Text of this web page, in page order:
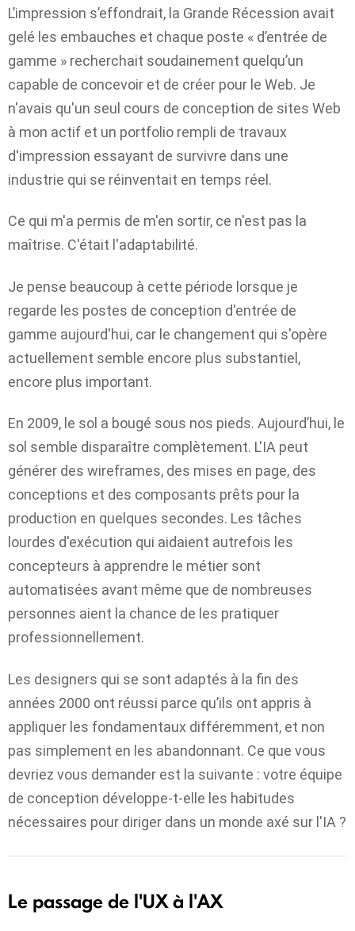
L’impression s’effondrait, la Grande Récession avait
gelé les embauches et chaque poste « d’entrée de
gamme » recherchait soudainement quelqu’un
capable de concevoir et de créer pour le Web. Je
n'avais qu'un seul cours de conception de sites Web
à mon actif et un portfolio rempli de travaux
d'impression essayant de survivre dans une
industrie qui se réinventait en temps réel.
Ce qui m'a permis de m'en sortir, ce n'est pas la
maîtrise. C'était l'adaptabilité.
Je pense beaucoup à cette période lorsque je
regarde les postes de conception d'entrée de
gamme aujourd'hui, car le changement qui s'opère
actuellement semble encore plus substantiel,
encore plus important.
En 2009, le sol a bougé sous nos pieds. Aujourd’hui, le
sol semble disparaître complètement. L'IA peut
générer des wireframes, des mises en page, des
conceptions et des composants prêts pour la
production en quelques secondes. Les tâches
lourdes d'exécution qui aidaient autrefois les
concepteurs à apprendre le métier sont
automatisées avant même que de nombreuses
personnes aient la chance de les pratiquer
professionnellement.
Les designers qui se sont adaptés à la fin des
années 2000 ont réussi parce qu’ils ont appris à
appliquer les fondamentaux différemment, et non
pas simplement en les abandonnant. Ce que vous
devriez vous demander est la suivante : votre équipe
de conception développe-t-elle les habitudes
nécessaires pour diriger dans un monde axé sur l'IA ?
Le passage de l'UX à l'AX